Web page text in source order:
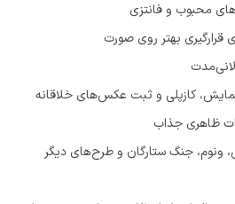
محبوب و فانتزی
قرارگیری بهتر روی صورت
کازپلی و ثبت عکس‌های خلاقانه
ظاهری جذاب
ونوم، جنگ ستارگان و طرح‌های دیگر